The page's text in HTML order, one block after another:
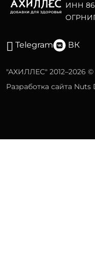
ИНН
Telegram ВК
"АХИЛЛЕС" 2012–2026 ©
Разработка сайта Nuts